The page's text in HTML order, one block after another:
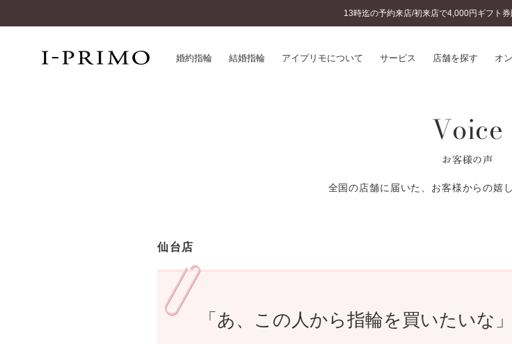
13時迄の予約来店/初来店で4,000円ギフト
婚約指輪 結婚指輪 アイプリモについて サービス 店舗を探す オ
ダイヤモンドプロポーズ
婚約ネックレス
ダイヤモンドシェイプコレクション
品質へのこだわり
プロミスダイヤモンド&バースストー
ン
婚約指輪
結婚指輪
セットリ
ショップ
Voice
お客様の声
全国の店舗に届いた、お客様からの嬉
仙台店
「あ、この人から指輪を買いたいな